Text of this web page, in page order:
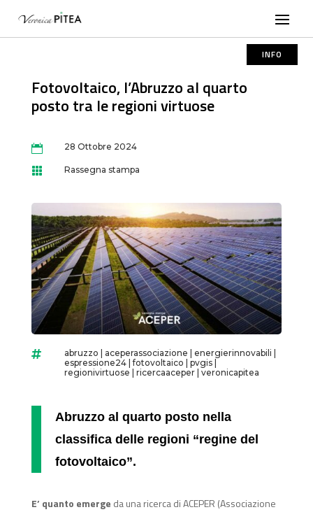
INFO
Fotovoltaico, l’Abruzzo al quarto
posto tra le regioni virtuose
 28 Ottobre 2024
 Rassegna stampa
 abruzzo aceperassociazione energierinnovabili
espressione24|fotovoltaico pvgis|
regionivirtuose
ricercaaceper| veronicapitea
Abruzzo al quarto posto nella
classifica delle regioni “regine del
fotovoltaico”.
E’ quanto emerge da una ricerca di ACEPER (Associazione